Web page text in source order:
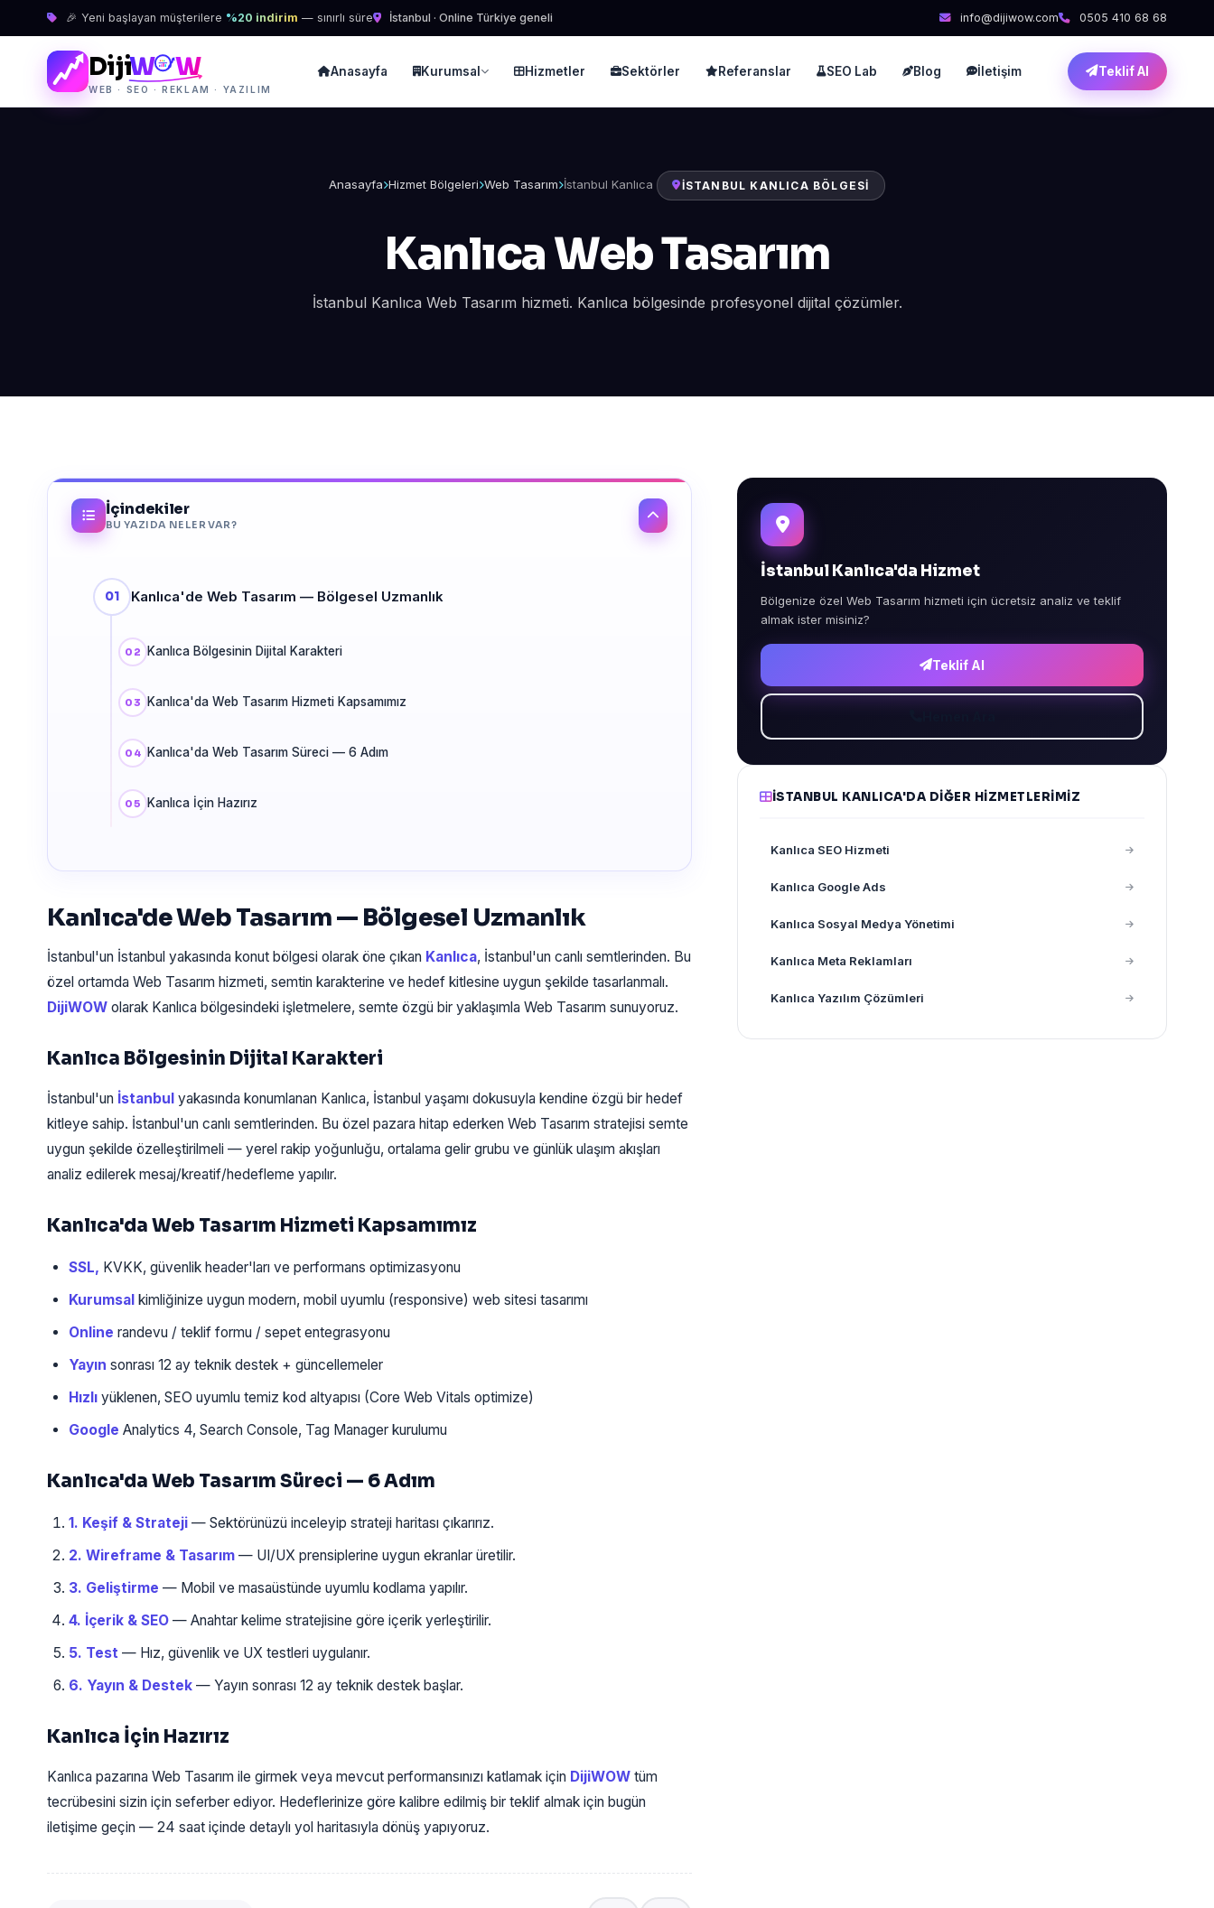
🎉 Yeni başlayan müşterilere %20 indirim — sınırlı süre İstanbul · Online Türkiye geneli info@dijiwow.com 0505 410 68 68
DijiW W
WEB · SEO · REKLAM · YAZILIM
Anasayfa Kurumsal Hizmetler Sektörler Referanslar SEO Lab Blog İletişim Teklif Al
Anasayfa Hizmet Bölgeleri Web Tasarım İstanbul Kanlıca İSTANBUL KANLICA BÖLGESI
Kanlıca Web Tasarım
İstanbul Kanlıca Web Tasarım hizmeti. Kanlıca bölgesinde profesyonel dijital çözümler.
İçindekiler
BU YAZIDA NELER VAR?
Kanlıca'de Web Tasarım — Bölgesel Uzmanlık
Kanlıca Bölgesinin Dijital Karakteri
Kanlıca'da Web Tasarım Hizmeti Kapsamımız
Kanlıca'da Web Tasarım Süreci — 6 Adım
Kanlıca İçin Hazırız
Kanlıca'de Web Tasarım — Bölgesel Uzmanlık
İstanbul'un İstanbul yakasında konut bölgesi olarak öne çıkan Kanlıca, İstanbul'un canlı semtlerinden. Bu
özel ortamda Web Tasarım hizmeti, semtin karakterine ve hedef kitlesine uygun şekilde tasarlanmalı.
DijiWOW olarak Kanlıca bölgesindeki işletmelere, semte özgü bir yaklaşımla Web Tasarım sunuyoruz.
Kanlıca Bölgesinin Dijital Karakteri
İstanbul'un İstanbul yakasında konumlanan Kanlıca, İstanbul yaşamı dokusuyla kendine özgü bir hedef
kitleye sahip. İstanbul'un canlı semtlerinden. Bu özel pazara hitap ederken Web Tasarım stratejisi semte
uygun şekilde özelleştirilmeli — yerel rakip yoğunluğu, ortalama gelir grubu ve günlük ulaşım akışları
analiz edilerek mesaj/kreatif/hedefleme yapılır.
Kanlıca'da Web Tasarım Hizmeti Kapsamımız
SSL, KVKK, güvenlik header'ları ve performans optimizasyonu
Kurumsal kimliğinize uygun modern, mobil uyumlu (responsive) web sitesi tasarımı
Online randevu / teklif formu / sepet entegrasyonu
Yayın sonrası 12 ay teknik destek + güncellemeler
Hızlı yüklenen, SEO uyumlu temiz kod altyapısı (Core Web Vitals optimize)
Google Analytics 4, Search Console, Tag Manager kurulumu
Kanlıca'da Web Tasarım Süreci — 6 Adım
1. Keşif & Strateji — Sektörünüzü inceleyip strateji haritası çıkarırız.
2. Wireframe & Tasarım — UI/UX prensiplerine uygun ekranlar üretilir.
3. Geliştirme — Mobil ve masaüstünde uyumlu kodlama yapılır.
4. İçerik & SEO — Anahtar kelime stratejisine göre içerik yerleştirilir.
5. Test — Hız, güvenlik ve UX testleri uygulanır.
6. Yayın & Destek — Yayın sonrası 12 ay teknik destek başlar.
Kanlıca İçin Hazırız
Kanlıca pazarına Web Tasarım ile girmek veya mevcut performansınızı katlamak için DijiWOW tüm
tecrübesini sizin için seferber ediyor. Hedeflerinize göre kalibre edilmiş bir teklif almak için bugün
iletişime geçin — 24 saat içinde detaylı yol haritasıyla dönüş yapıyoruz.
İstanbul Kanlıca'da Hizmet
Bölgenize özel Web Tasarım hizmeti için ücretsiz analiz ve teklif
almak ister misiniz?
Teklif Al
İSTANBUL KANLICA'DA DIĞER HIZMETLERIMIZ
Kanlıca SEO Hizmeti
Kanlıca Google Ads
Kanlıca Sosyal Medya Yönetimi
Kanlıca Meta Reklamları
Kanlıca Yazılım Çözümleri